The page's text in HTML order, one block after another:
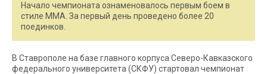
Начало чемпионата ознаменовалось первым боем в
стиле ММА. За первый день проведено более 20
поединков.
В Ставрополе на базе главного корпуса Северо-Кавказского
федерального университета (СКФУ) стартовал чемпионат